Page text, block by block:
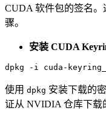
CUDA 软件包的签名
骤。
安装 CUDA
使用 dpkg 安装下载的
证从 NVIDIA 仓库下载